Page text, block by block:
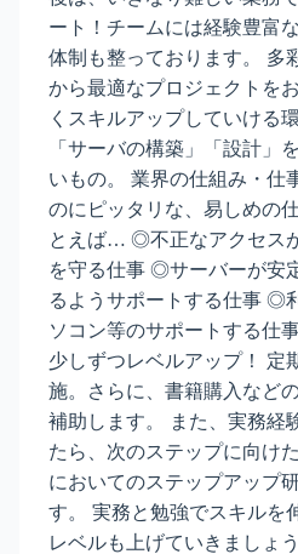
ート！チームには経験豊富
体制も整っております。 多
から最適なプロジェクトを
くスキルアップしていける
「サーバの構築」「設計」
いもの。 業界の仕組み・仕
のにピッタリな、易しめの
とえば… ◎不正なアクセス
を守る仕事 ◎サーバーが安
るようサポートする仕事 ◎
ソコン等のサポートする仕
少しずつレベルアップ！ 定
施。さらに、書籍購入など
補助します。 また、実務経
たら、次のステップに向け
においてのステップアップ
す。 実務と勉強でスキルを
レベルも上げていきましょ